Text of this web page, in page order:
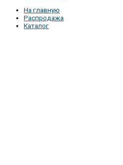
На главную
Распродажа
Каталог